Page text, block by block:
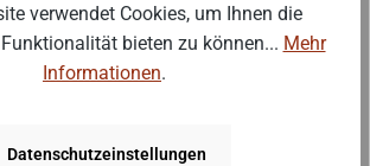
uralten Schrecken und findet
Versandkosten
verwendet Cookies, um Ihnen die
bieten zu können... Mehr
Informationen.
Datenschutzeinstellungen